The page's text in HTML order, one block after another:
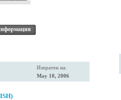
Изпратен на:
May 10, 2006